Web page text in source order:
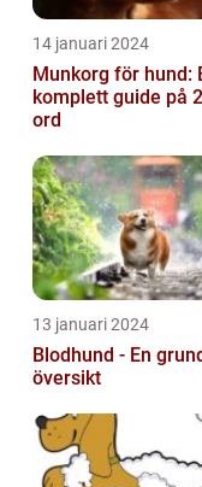
14 januari 2024
Munkorg för hund:
komplett guide på
ord
13 januari 2024
Blodhund - En
översikt